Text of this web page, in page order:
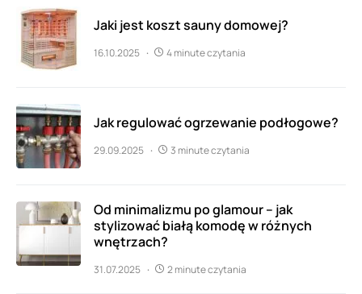
Jaki jest koszt sauny domowej?
16.10.2025 4 minute czytania
Jak regulować ogrzewanie podłogowe?
29.09.2025 3 minute czytania
Od minimalizmu po glamour – jak
stylizować białą komodę w różnych
wnętrzach?
31.07.2025 2 minute czytania